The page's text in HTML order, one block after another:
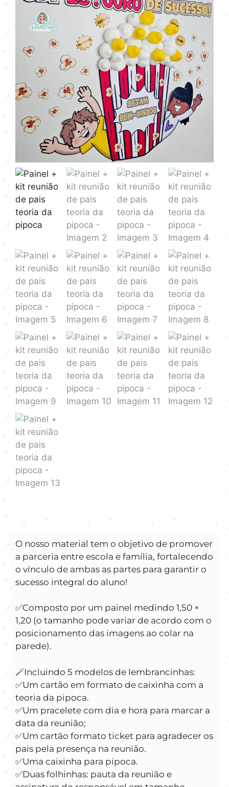
️O nosso material tem o objetivo de promover
a parceria entre escola e família, fortalecendo
o vínculo de ambas as partes para garantir o
sucesso integral do aluno!
✅️Composto por um painel medindo 1,50 ×
1,20 (o tamanho pode variar de acordo com o
posicionamento das imagens ao colar na
parede).
🪄Incluindo 5 modelos de lembrancinhas:
✅️Um cartão em formato de caixinha com a
teoria da pipoca.
✅️Um pracelete com dia e hora para marcar a
data da reunião;
✅️Um cartão formato ticket para agradecer os
pais pela presença na reunião.
✅️Uma caixinha para pipoca.
✅️Duas folhinhas: pauta da reunião e